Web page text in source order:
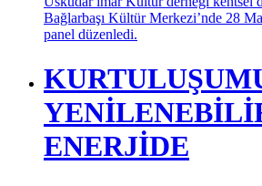
Üsküdar imar Kültür derneği kentsel
panel düzenledi.
YENİLENEBİLİR